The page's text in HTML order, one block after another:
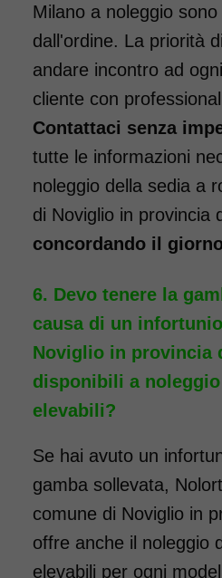
Noleggio
pieghevole
ridotto - con
- Seduta
ingombro
passaggio da
stretti. La
carrozzina è,
cm. La sedia a
Milano a noleggio sono
dall'ordine. La priorità
andare incontro ad
cliente con
Contattaci senza
tutte le informazioni
noleggio della sedia a
di Noviglio in provincia
concordando il
Devo tenere la
causa di un
Noviglio in provincia
disponibili a
elevabili?
Se hai avuto un
gamba sollevata,
comune di Noviglio in
offre anche il noleggio
elevabili per ogni